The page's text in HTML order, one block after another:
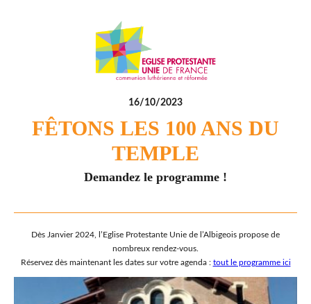
16/10/2023
FÊTONS LES 100 ANS DU
TEMPLE
Demandez le programme !
Dès Janvier 2024, l’Eglise Protestante Unie de l’Albigeois propose de
nombreux rendez-vous.
Réservez dès maintenant les dates sur votre agenda : tout le programme ici